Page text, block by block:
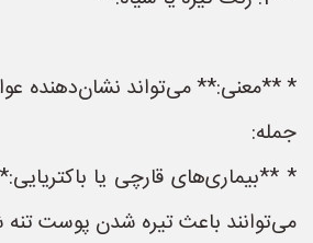
* **معنی:** می‌تواند نشان‌دهنده
جمله:
* **بیماری‌های قارچی یا
می‌توانند باعث تیره شدن پوست تنه